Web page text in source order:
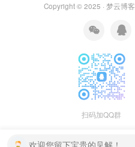
Copyright © 2025 · 梦云博客
扫码加QQ群
欢迎您留下宝贵的见解！